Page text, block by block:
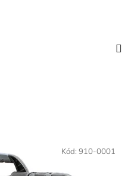
Kód: 910-0001